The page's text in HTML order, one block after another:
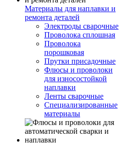
Материалы для наплавки и
ремонта деталей
Электроды сварочные
Проволока сплошная
Проволока
порошковая
Прутки присадочные
Флюсы и проволоки
для износостойкой
наплавки
Ленты сварочные
Специализированные
материалы